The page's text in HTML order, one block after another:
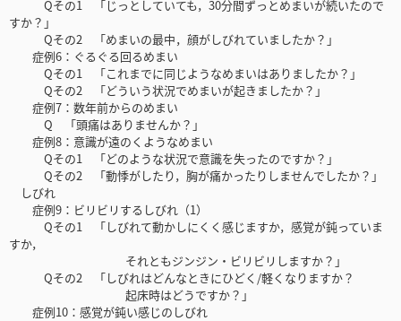
Qその1 「じっとしていても，30分間ずっとめまいが続いたので
すか？」
Qその2 「めまいの最中，顔がしびれていましたか？」
症例6：ぐるぐる回るめまい
Qその1 「これまでに同じようなめまいはありましたか？」
Qその2 「どういう状況でめまいが起きましたか？」
症例7：数年前からのめまい
Q 「頭痛はありませんか？」
症例8：意識が遠のくようなめまい
Qその1 「どのような状況で意識を失ったのですか？」
Qその2 「動悸がしたり，胸が痛かったりしませんでしたか？」
しびれ
症例9：ビリビリするしびれ（1）
Qその1 「しびれて動かしにくく感じますか，感覚が鈍っていま
すか，
それともジンジン・ビリビリしますか？」
Qその2 「しびれはどんなときにひどく/軽くなりますか？
起床時はどうですか？」
症例10：感覚が鈍い感じのしびれ